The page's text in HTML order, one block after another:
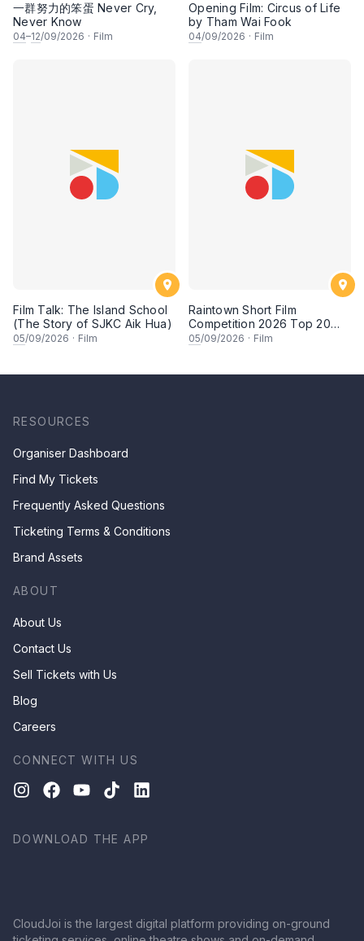
一群努力的笨蛋 Never Cry,
Never Know
04–12/09/2026 · Film
Opening Film: Circus of Life
by Tham Wai Fook
04/09/2026 · Film
Film Talk: The Island School
(The Story of SJKC Aik Hua)
05/09/2026 · Film
Raintown Short Film
Competition 2026 Top 20
Finalists Showcase (Set A)
05/09/2026 · Film
RESOURCES
Organiser Dashboard
Find My Tickets
Frequently Asked Questions
Ticketing Terms & Conditions
Brand Assets
ABOUT
About Us
Contact Us
Sell Tickets with Us
Blog
Careers
CONNECT WITH US
DOWNLOAD THE APP
CloudJoi is the largest digital platform providing on-ground